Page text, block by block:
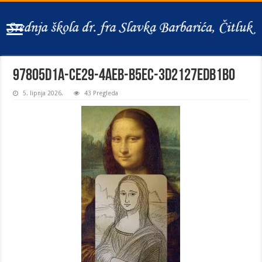
97805d1a-ce29-4aeb-b5ec-3d2127edb1b0
5. lipnja 2026. 43 Pregleda